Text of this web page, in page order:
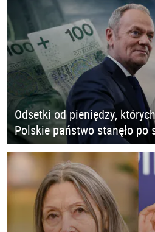
Odsetki od pieniędzy,
Polskie państwo stanęło po